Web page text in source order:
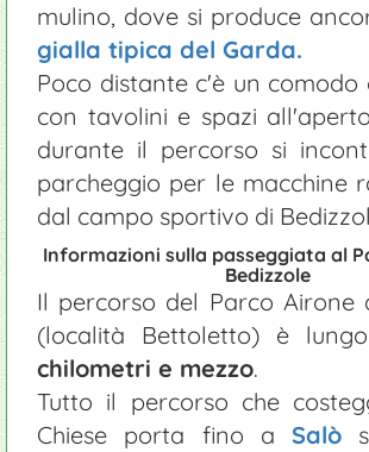
mulino, dove si produce
gialla tipica del Garda.
Poco distante c'è un
con tavolini e spazi
durante il percorso si
parcheggio per le macchine
dal campo sportivo di
Informazioni sulla passeggiata al
Bedizzole
Il percorso del Parco Airone
(località Bettoletto) è
chilometri e mezzo.
Tutto il percorso che
Chiese porta fino aSalò